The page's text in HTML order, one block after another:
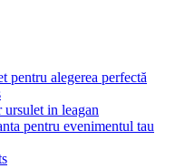
alegerea perfectă
pentru evenimentul tau